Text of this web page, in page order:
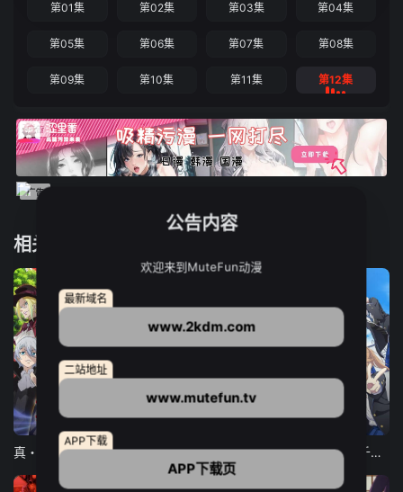
第01集 第02集 第03集 第04集
第05集 第06集 第07集 第08集
第09集 第10集 第11集 第12集
相关推荐
12集全
真・进化果 实不知不觉踏上胜利的人生
12集全
东京猫猫 NEW～♡
13集全
弹珠汽水瓶里的千岁同学
公告内容
欢迎来到MuteFun动漫
最新域名
www.2kdm.com
二站地址
www.mutefun.tv
APP下载
APP下载页